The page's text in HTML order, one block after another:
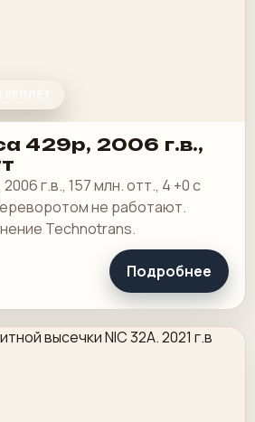
429p, 2006 г.в.,
г.в., 157 млн. отт., 4 +0 с
не работают.
Technotrans.
Подробнее